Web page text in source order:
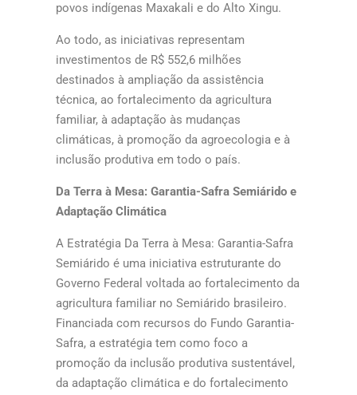
povos indígenas Maxakali e do Alto Xingu.
Ao todo, as iniciativas representam
investimentos de R$ 552,6 milhões
destinados à ampliação da assistência
técnica, ao fortalecimento da agricultura
familiar, à adaptação às mudanças
climáticas, à promoção da agroecologia e à
inclusão produtiva em todo o país.
Da Terra à Mesa: Garantia-Safra Semiárido e
Adaptação Climática
A Estratégia Da Terra à Mesa: Garantia-Safra
Semiárido é uma iniciativa estruturante do
Governo Federal voltada ao fortalecimento da
agricultura familiar no Semiárido brasileiro.
Financiada com recursos do Fundo Garantia-
Safra, a estratégia tem como foco a
promoção da inclusão produtiva sustentável,
da adaptação climática e do fortalecimento